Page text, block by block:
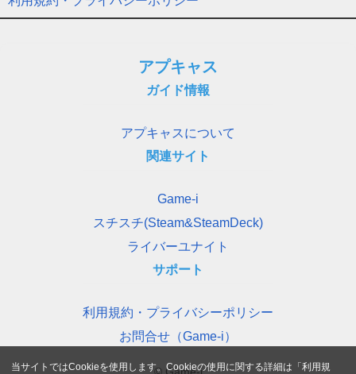
アプキャス
ガイド情報
アプキャスについて
関連サイト
Game-i
スチスチ(Steam&SteamDeck)
ライバーユナイト
サポート
利用規約・プライバシーポリシー
お問合せ（Game-i）
当サイトではCookieを使用します。Cookieの使用に関する詳細は「利用規